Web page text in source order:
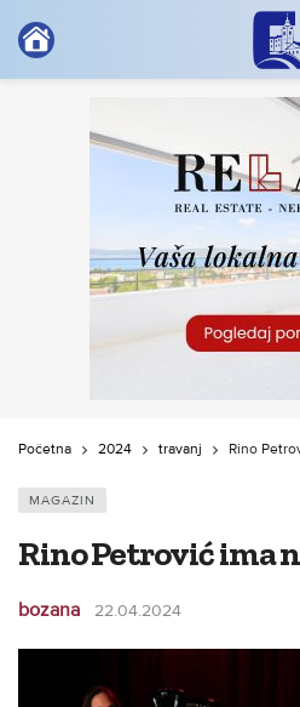
Početna 2024 travanj Rino
MAGAZIN
Rino Petrović ima
bozana 22.04.2024